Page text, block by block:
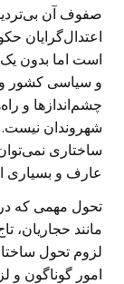
صفوف آن
اعتدال‌گرایان
است اما بدون یک
و سیاسی کشور و
چشم‌اندازها و
شهروندان نیست.
ساختاری
عارف و بسیاری
تحول مهمی که
مانند حجاریان،
لزوم تحول
امور گوناگون و